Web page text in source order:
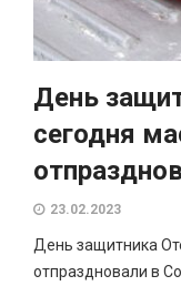
День
сегодня
23.02.2023
День защитника
отпраздновали в